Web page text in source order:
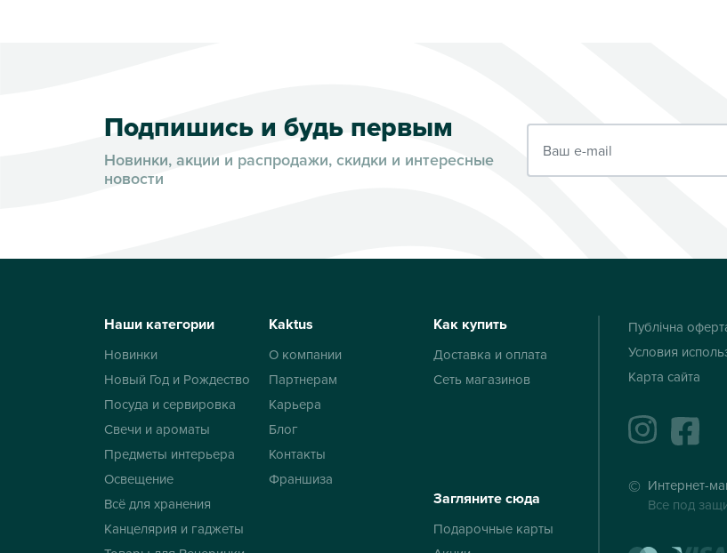
Подпишись и будь первым
Новинки, акции и распродажи, скидки и интересные
новости
Наши категории
Новинки
Новый Год и Рождество
Посуда и сервировка
Свечи и ароматы
Предметы интерьера
Освещение
Всё для хранения
Канцелярия и гаджеты
Kaktus
О компании
Партнерам
Карьера
Блог
Контакты
Франшиза
Как купить
Доставка и оплата
Сеть магазинов
Загляните сюда
Подарочные карты
Публічна
Условия
Карта сайта
instagram
Интернет-
Все под